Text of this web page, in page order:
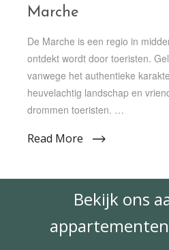
Marche
De Marche is een regio in
ontdekt wordt door toeristen.
vanwege het authentieke
heuvelachtig landschap en
drommen toeristen. …
Read More
Bekijk ons